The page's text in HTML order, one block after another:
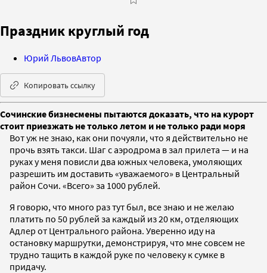
Праздник круглый год
Юрий ЛьвовАвтор
Копировать ссылку
Сочинские бизнесмены пытаются доказать, что на курорт
стоит приезжать не только летом и не только ради моря
Вот уж не знаю, как они почуяли, что я действительно не
прочь взять такси. Шаг с аэродрома в зал прилета — и на
руках у меня повисли два южных человека, умоляющих
разрешить им доставить «уважаемого» в Центральный
район Сочи. «Всего» за 1000 рублей.
Я говорю, что много раз тут был, все знаю и не желаю
платить по 50 рублей за каждый из 20 км, отделяющих
Адлер от Центрального района. Уверенно иду на
остановку маршрутки, демонстрируя, что мне совсем не
трудно тащить в каждой руке по человеку к сумке в
придачу.